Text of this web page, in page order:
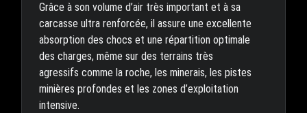
Grâce à son volume d’air très important et à sa
carcasse ultra renforcée, il assure une excellente
absorption des chocs et une répartition optimale
des charges, même sur des terrains très
agressifs comme la roche, les minerais, les pistes
minières profondes et les zones d’exploitation
intensive.